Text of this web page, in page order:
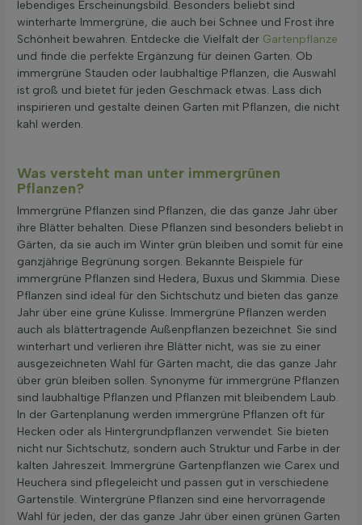
lebendiges Erscheinungsbild. Besonders beliebt sind
winterharte Immergrüne, die auch bei Schnee und Frost ihre
Schönheit bewahren. Entdecke die Vielfalt der Gartenpflanze
und finde die perfekte Ergänzung für deinen Garten. Ob
immergrüne Stauden oder laubhaltige Pflanzen, die Auswahl
ist groß und bietet für jeden Geschmack etwas. Lass dich
inspirieren und gestalte deinen Garten mit Pflanzen, die nicht
kahl werden.
Was versteht man unter immergrünen
Pflanzen?
Immergrüne Pflanzen sind Pflanzen, die das ganze Jahr über
ihre Blätter behalten. Diese Pflanzen sind besonders beliebt in
Gärten, da sie auch im Winter grün bleiben und somit für eine
ganzjährige Begrünung sorgen. Bekannte Beispiele für
immergrüne Pflanzen sind Hedera, Buxus und Skimmia. Diese
Pflanzen sind ideal für den Sichtschutz und bieten das ganze
Jahr über eine grüne Kulisse. Immergrüne Pflanzen werden
auch als blättertragende Außenpflanzen bezeichnet. Sie sind
winterhart und verlieren ihre Blätter nicht, was sie zu einer
ausgezeichneten Wahl für Gärten macht, die das ganze Jahr
über grün bleiben sollen. Synonyme für immergrüne Pflanzen
sind laubhaltige Pflanzen und Pflanzen mit bleibendem Laub.
In der Gartenplanung werden immergrüne Pflanzen oft für
Hecken oder als Hintergrundpflanzen verwendet. Sie bieten
nicht nur Sichtschutz, sondern auch Struktur und Farbe in der
kalten Jahreszeit. Immergrüne Gartenpflanzen wie Carex und
Heuchera sind pflegeleicht und passen gut in verschiedene
Gartenstile. Wintergrüne Pflanzen sind eine hervorragende
Wahl für jeden, der das ganze Jahr über einen grünen Garten